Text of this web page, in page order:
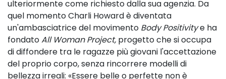
ulteriormente come richiesto dalla sua agenzia. Da
quel momento Charli Howard è diventata
un'ambasciatrice del movimento Body Positivitye ha
fondatoAll Woman Project, progetto che si occupa
di diffondere tra le ragazze più giovani l'accettazione
del proprio corpo, senza rincorrere modelli di
bellezza irreali: «Essere belle o perfette non è